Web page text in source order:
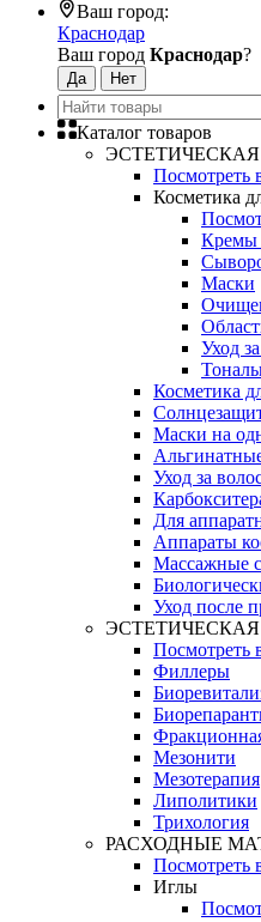
Ваш город:
Краснодар
Ваш город Краснодар?
Каталог товаров
Посмотреть
Косметика
Кремы
Маски
Уход
Косметика
Маски на
Уход за
Для
Аппараты
Массажные
Уход после
Посмотреть
Филлеры
Мезонити
Мезотерапия
Липолитики
Трихология
РАСХОДНЫЕ
Посмотреть
Иглы